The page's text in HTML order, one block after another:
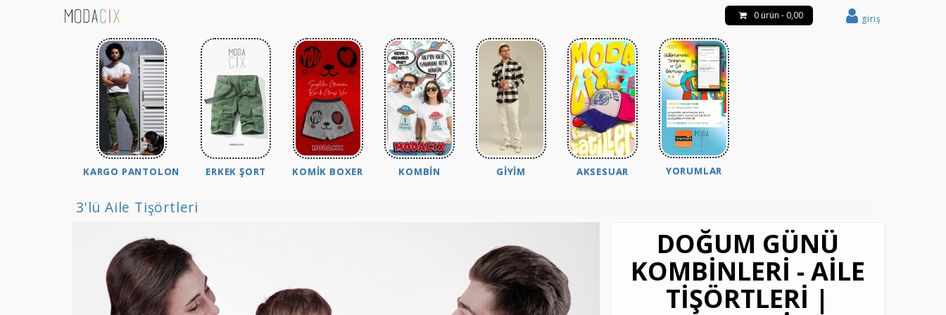
giriş
0 ürün - 0,00
KARGO PANTOLON ERKEK ŞORT KOMIK BOXER KOMBIN GIYIM AKSESUAR YORUMLAR
3'lü Aile Tişörtleri
DOĞUM GÜNÜ
KOMBINLERI - AILE
TIŞÖRTLERI |